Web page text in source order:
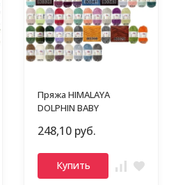
Пряжа HIMALAYA
DOLPHIN BABY
248,10 руб.
Купить